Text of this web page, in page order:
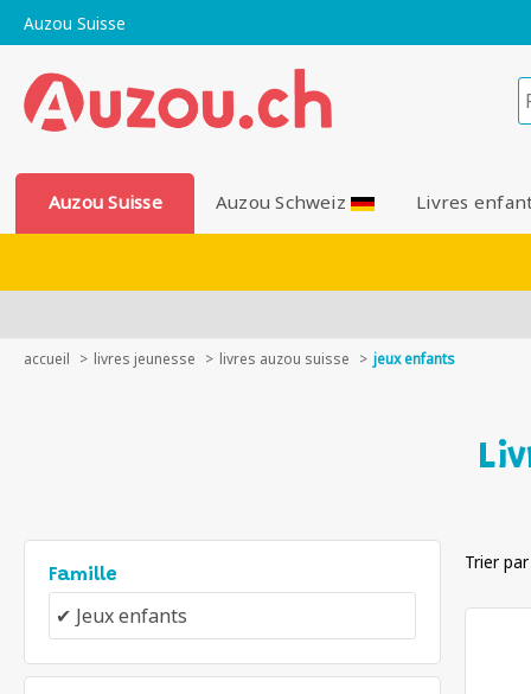
Auzou Suisse
Auzou Suisse Auzou Schweiz Livres
accueil livres jeunesse livres auzou suisse jeux enfants
Famille
Trier par